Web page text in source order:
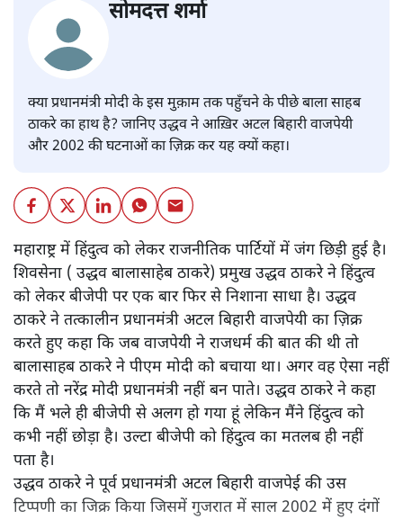
सोमदत्त शर्मा
क्या प्रधानमंत्री मोदी के इस मुक़ाम तक पहुँचने के पीछे बाला साहब
ठाकरे का हाथ है? जानिए उद्धव ने आख़िर अटल बिहारी वाजपेयी
और 2002 की घटनाओं का ज़िक्र कर यह क्यों कहा।
महाराष्ट्र में हिंदुत्व को लेकर राजनीतिक पार्टियों में जंग छिड़ी हुई है।
शिवसेना ( उद्धव बालासाहेब ठाकरे) प्रमुख उद्धव ठाकरे ने हिंदुत्व
को लेकर बीजेपी पर एक बार फिर से निशाना साधा है। उद्धव
ठाकरे ने तत्कालीन प्रधानमंत्री अटल बिहारी वाजपेयी का ज़िक्र
करते हुए कहा कि जब वाजपेयी ने राजधर्म की बात की थी तो
बालासाहब ठाकरे ने पीएम मोदी को बचाया था। अगर वह ऐसा नहीं
करते तो नरेंद्र मोदी प्रधानमंत्री नहीं बन पाते। उद्धव ठाकरे ने कहा
कि मैं भले ही बीजेपी से अलग हो गया हूं लेकिन मैंने हिंदुत्व को
कभी नहीं छोड़ा है। उल्टा बीजेपी को हिंदुत्व का मतलब ही नहीं
पता है।
उद्धव ठाकरे ने पूर्व प्रधानमंत्री अटल बिहारी वाजपेई की उस
टिप्पणी का जिक्र किया जिसमें गुजरात में साल 2002 में हुए दंगों